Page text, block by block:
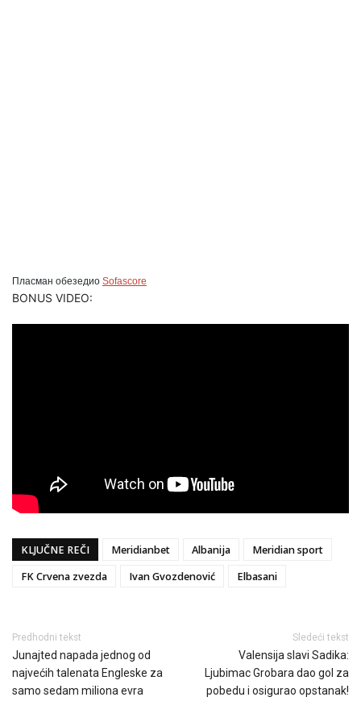
Пласман обезедио Sofascore
BONUS VIDEO:
KLJUČNE REČI Meridianbet Albanija
Meridian sport
FK Crvena zvezda
Ivan Gvozdenović Elbasani
Predhodni tekst
Junajted napada jednog od
najvećih talenata Engleske za
samo sedam miliona evra
Sledeći tekst
Valensija slavi Sadika:
Ljubimac Grobara dao gol za
pobedu i osigurao opstanak!